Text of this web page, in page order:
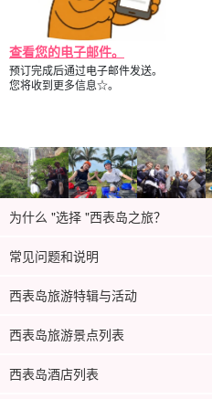
查看您的电子邮件。
预订完成后通过电子邮件发送。
您将收到更多信息☆。
为什么 "选择 "西表岛之旅？
常见问题和说明
西表岛旅游特辑与活动
西表岛旅游景点列表
西表岛酒店列表